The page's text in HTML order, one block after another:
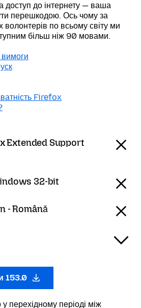
доступ до інтернету — ваша
перешкодою. Ось чому за
по всьому світу ми
більш ніж 90 мовами.
вимоги
Firefox
Extended Support
32-bit
- Română
153.0
перехідному періоді між